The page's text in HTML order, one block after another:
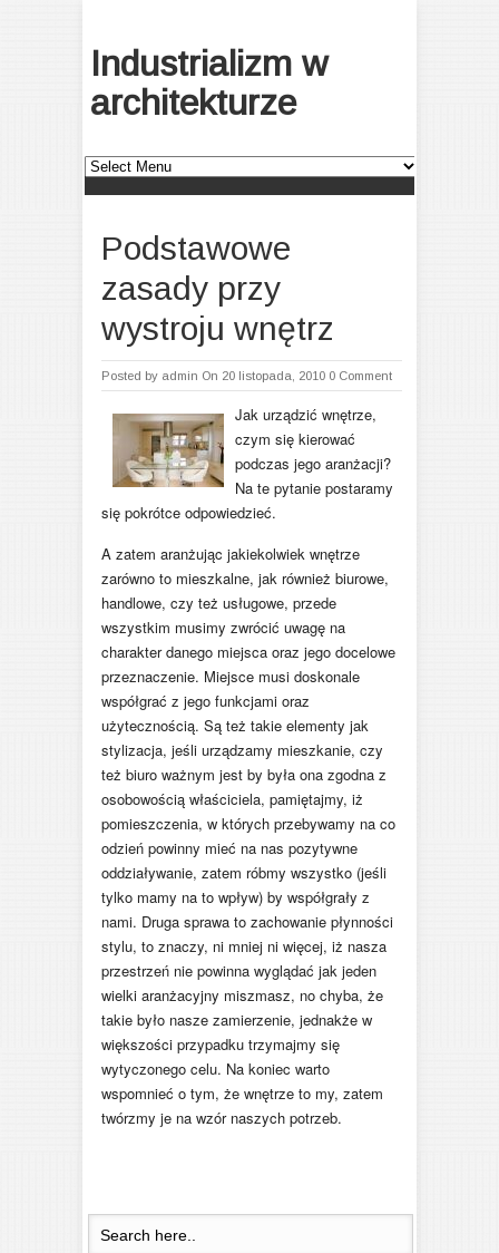
Industrializm w
architekturze
Podstawowe
zasady przy
wystroju wnętrz
Posted by admin On 20 listopada, 2010 0 Comment
Jak urządzić wnętrze,
czym się kierować
podczas jego aranżacji?
Na te pytanie postaramy
się pokrótce odpowiedzieć.
A zatem aranżując jakiekolwiek wnętrze
zarówno to mieszkalne, jak również biurowe,
handlowe, czy też usługowe, przede
wszystkim musimy zwrócić uwagę na
charakter danego miejsca oraz jego docelowe
przeznaczenie. Miejsce musi doskonale
współgrać z jego funkcjami oraz
użytecznością. Są też takie elementy jak
stylizacja, jeśli urządzamy mieszkanie, czy
też biuro ważnym jest by była ona zgodna z
osobowością właściciela, pamiętajmy, iż
pomieszczenia, w których przebywamy na co
odzień powinny mieć na nas pozytywne
oddziaływanie, zatem róbmy wszystko (jeśli
tylko mamy na to wpływ) by współgrały z
nami. Druga sprawa to zachowanie płynności
stylu, to znaczy, ni mniej ni więcej, iż nasza
przestrzeń nie powinna wyglądać jak jeden
wielki aranżacyjny miszmasz, no chyba, że
takie było nasze zamierzenie, jednakże w
większości przypadku trzymajmy się
wytyczonego celu. Na koniec warto
wspomnieć o tym, że wnętrze to my, zatem
twórzmy je na wzór naszych potrzeb.